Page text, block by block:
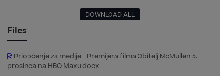
DOWNLOAD ALL
Files
Priopćenje za medije - Premijera filma Obitelj McMullen 5.
prosinca na HBO Maxu.docx